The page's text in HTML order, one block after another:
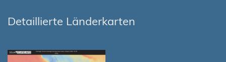
Detaillierte Länderkarten